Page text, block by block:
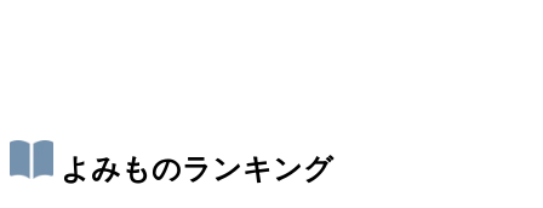
よみものランキング